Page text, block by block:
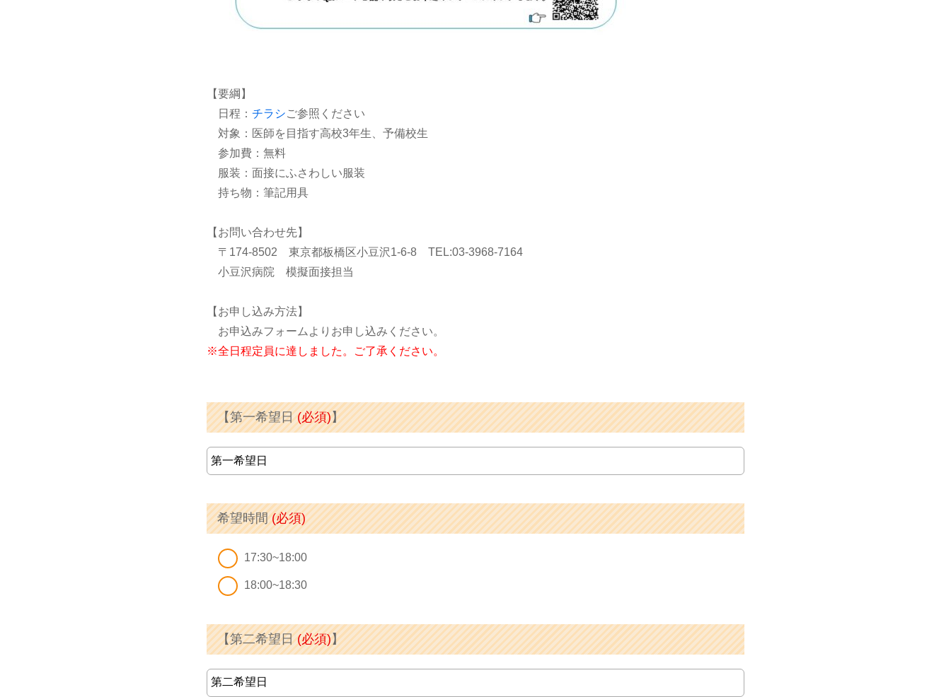
【要綱】
日程： チラシご参照ください
対象：医師を目指す高校3年生、予備校生
参加費：無料
服装：面接にふさわしい服装
持ち物：筆記用具
【お問い合わせ先】
〒174-8502 東京都板橋区小豆沢1-6-8 TEL:03-3968-7164
小豆沢病院 模擬面接担当
【お申し込み方法】
お申込みフォームよりお申し込みください。
※全日程定員に達しました。ご了承ください。
【第一希望日 (必須)】
希望時間 (必須)
17:30~18:00
18:00~18:30
【第二希望日 (必須)】